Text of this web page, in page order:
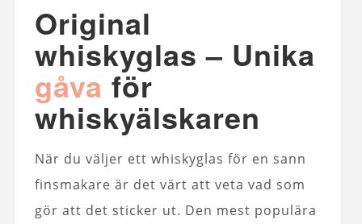
Original
whiskyglas – Unika
gåva för
whiskyälskaren
När du väljer ett whiskyglas för en sann
finsmakare är det värt att veta vad som
gör att det sticker ut. Den mest populära